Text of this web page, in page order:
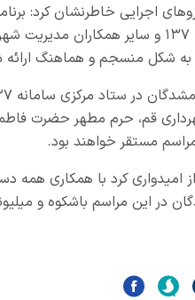
اجرایی خاطرنشان کرد:
اجرایی، کارکنان اداره کل بازرسی، سامانه
به شکل منسجم و هماهنگ
قم، حرم مطهر حضرت
مستقر خواهند بود.
امیدواری کرد با همکاری
در این مراسم باشکوه و